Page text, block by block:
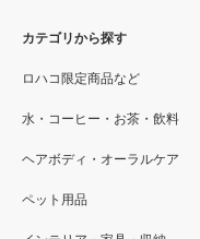
カテゴリから探す
ロハコ限定商品など
水・コーヒー・お茶・飲料
ヘアボディ・オーラルケア
ペット用品